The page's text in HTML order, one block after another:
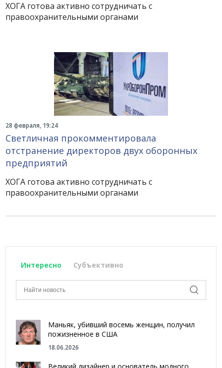
ХОГА готова активно сотрудничать с
правоохранительными органами
28 февраля, 19:24
Светличная прокомментировала
отстранение директоров двух оборонных
предприятий
ХОГА готова активно сотрудничать с
правоохранительными органами
Интересно Субъективно
Маньяк, убивший восемь женщин, получил
пожизненное в США
18.06.2026